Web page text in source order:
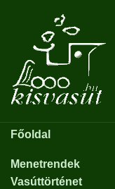
Főoldal
Menetrendek
Vasúttörténet